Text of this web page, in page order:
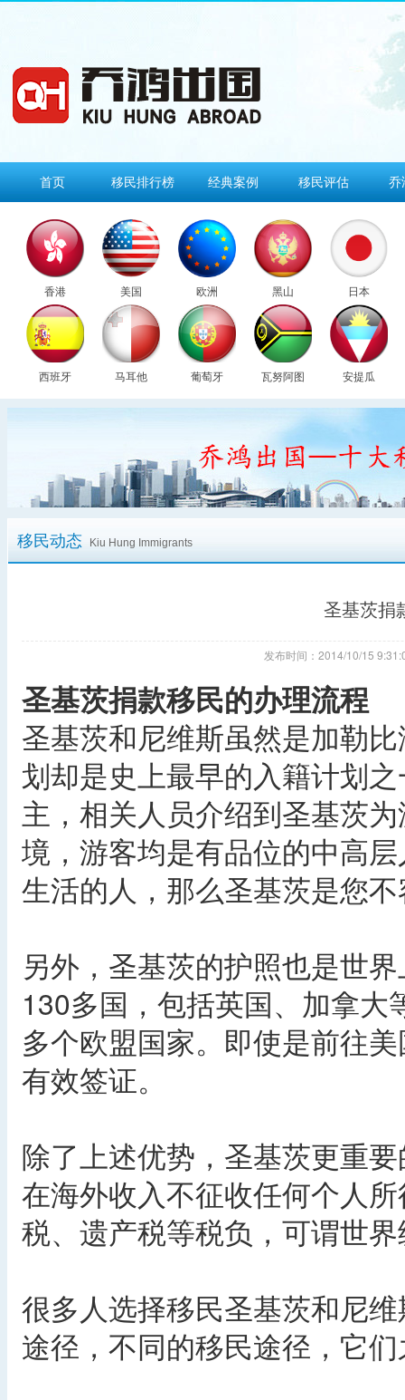
首页 移民排行榜 经典案例 移民评估 乔
香港 美国 欧洲 黑山 日本
西班牙 马耳他 葡萄牙 瓦努阿图 安提瓜
移民动态 Kiu Hung Immigrants
圣基茨捐
发布时间：2014/10/15
圣基茨捐款移民的办理流程
圣基茨和尼维斯虽然是加勒
划却是史上最早的入籍计划
主，相关人员介绍到圣基茨
境，游客均是有品位的中高
生活的人，那么圣基茨是您
另外，圣基茨的护照也是世
130多国，包括英国、加拿
多个欧盟国家。即使是前往
有效签证。
除了上述优势，圣基茨更重
在海外收入不征收任何个人
税、遗产税等税负，可谓世
很多人选择移民圣基茨和尼
途径，不同的移民途径，它